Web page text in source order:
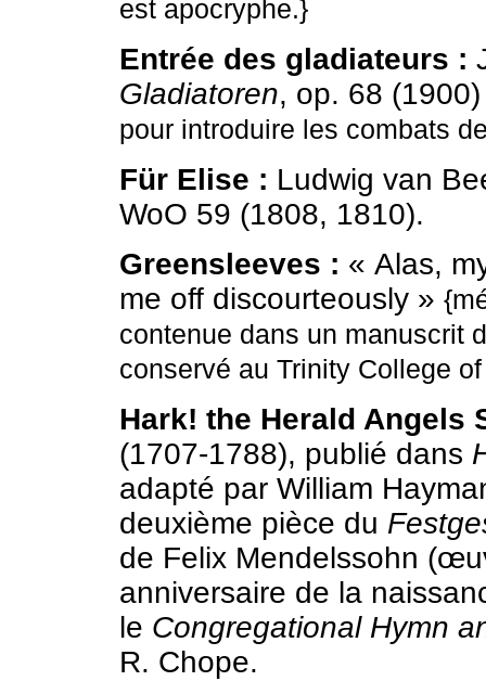
est apocryphe.}
Entrée des gladiateurs :
Gladiatoren, op. 68
pour introduire les combats
Für Elise : Ludwig van
WoO 59 (1808, 1810).
Greensleeves : « Alas,
me off discourteously »
contenue dans un manuscrit
conservé au Trinity College
Hark! the Herald Angels
(1707-1788), publié dans
adapté par William
deuxième pièce du
de Felix Mendelssohn
anniversaire de la
le Congregational Hymn
R. Chope.